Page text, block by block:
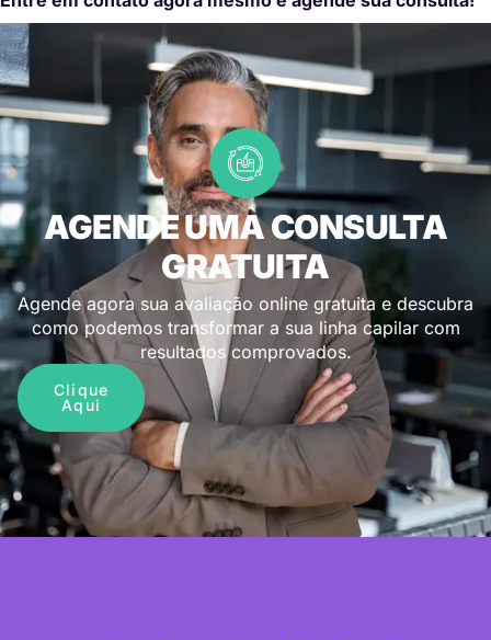
AGENDE UMA CONSULTA
GRATUITA
Agende agora sua avaliação online gratuita e descubra
como podemos transformar a sua linha capilar com
resultados comprovados.
Clique
Aqui